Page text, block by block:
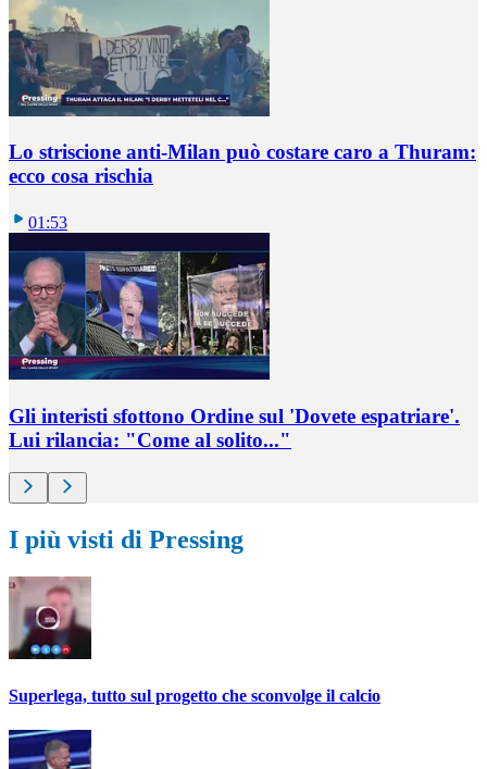
Lo striscione anti-Milan può costare caro a Thuram:
ecco cosa rischia
01:53
Gli interisti sfottono Ordine sul 'Dovete espatriare'.
Lui rilancia: "Come al solito..."
I più visti di Pressing
Superlega, tutto sul progetto che sconvolge il calcio